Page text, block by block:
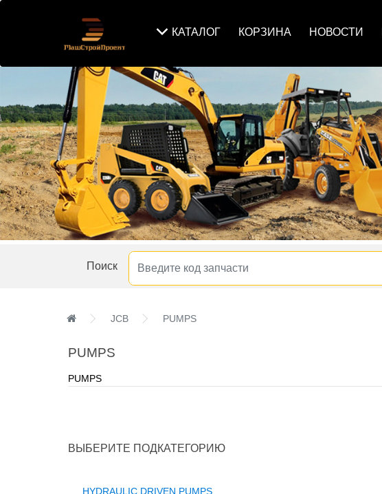
КАТАЛОГ КОРЗИНА НОВОСТИ
Поиск
JCB PUMPS
PUMPS
PUMPS
ВЫБЕРИТЕ ПОДКАТЕГОРИЮ
HYDRAULIC DRIVEN PUMPS